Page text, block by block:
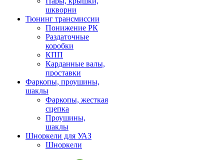
шкворни
Тюнинг трансмиссии
Понижение РК
Раздаточные
коробки
КПП
Карданные валы,
проставки
Фаркопы, проушины,
шаклы
Фаркопы, жесткая
сцепка
Проушины,
шаклы
Шноркели для УАЗ
Шноркели